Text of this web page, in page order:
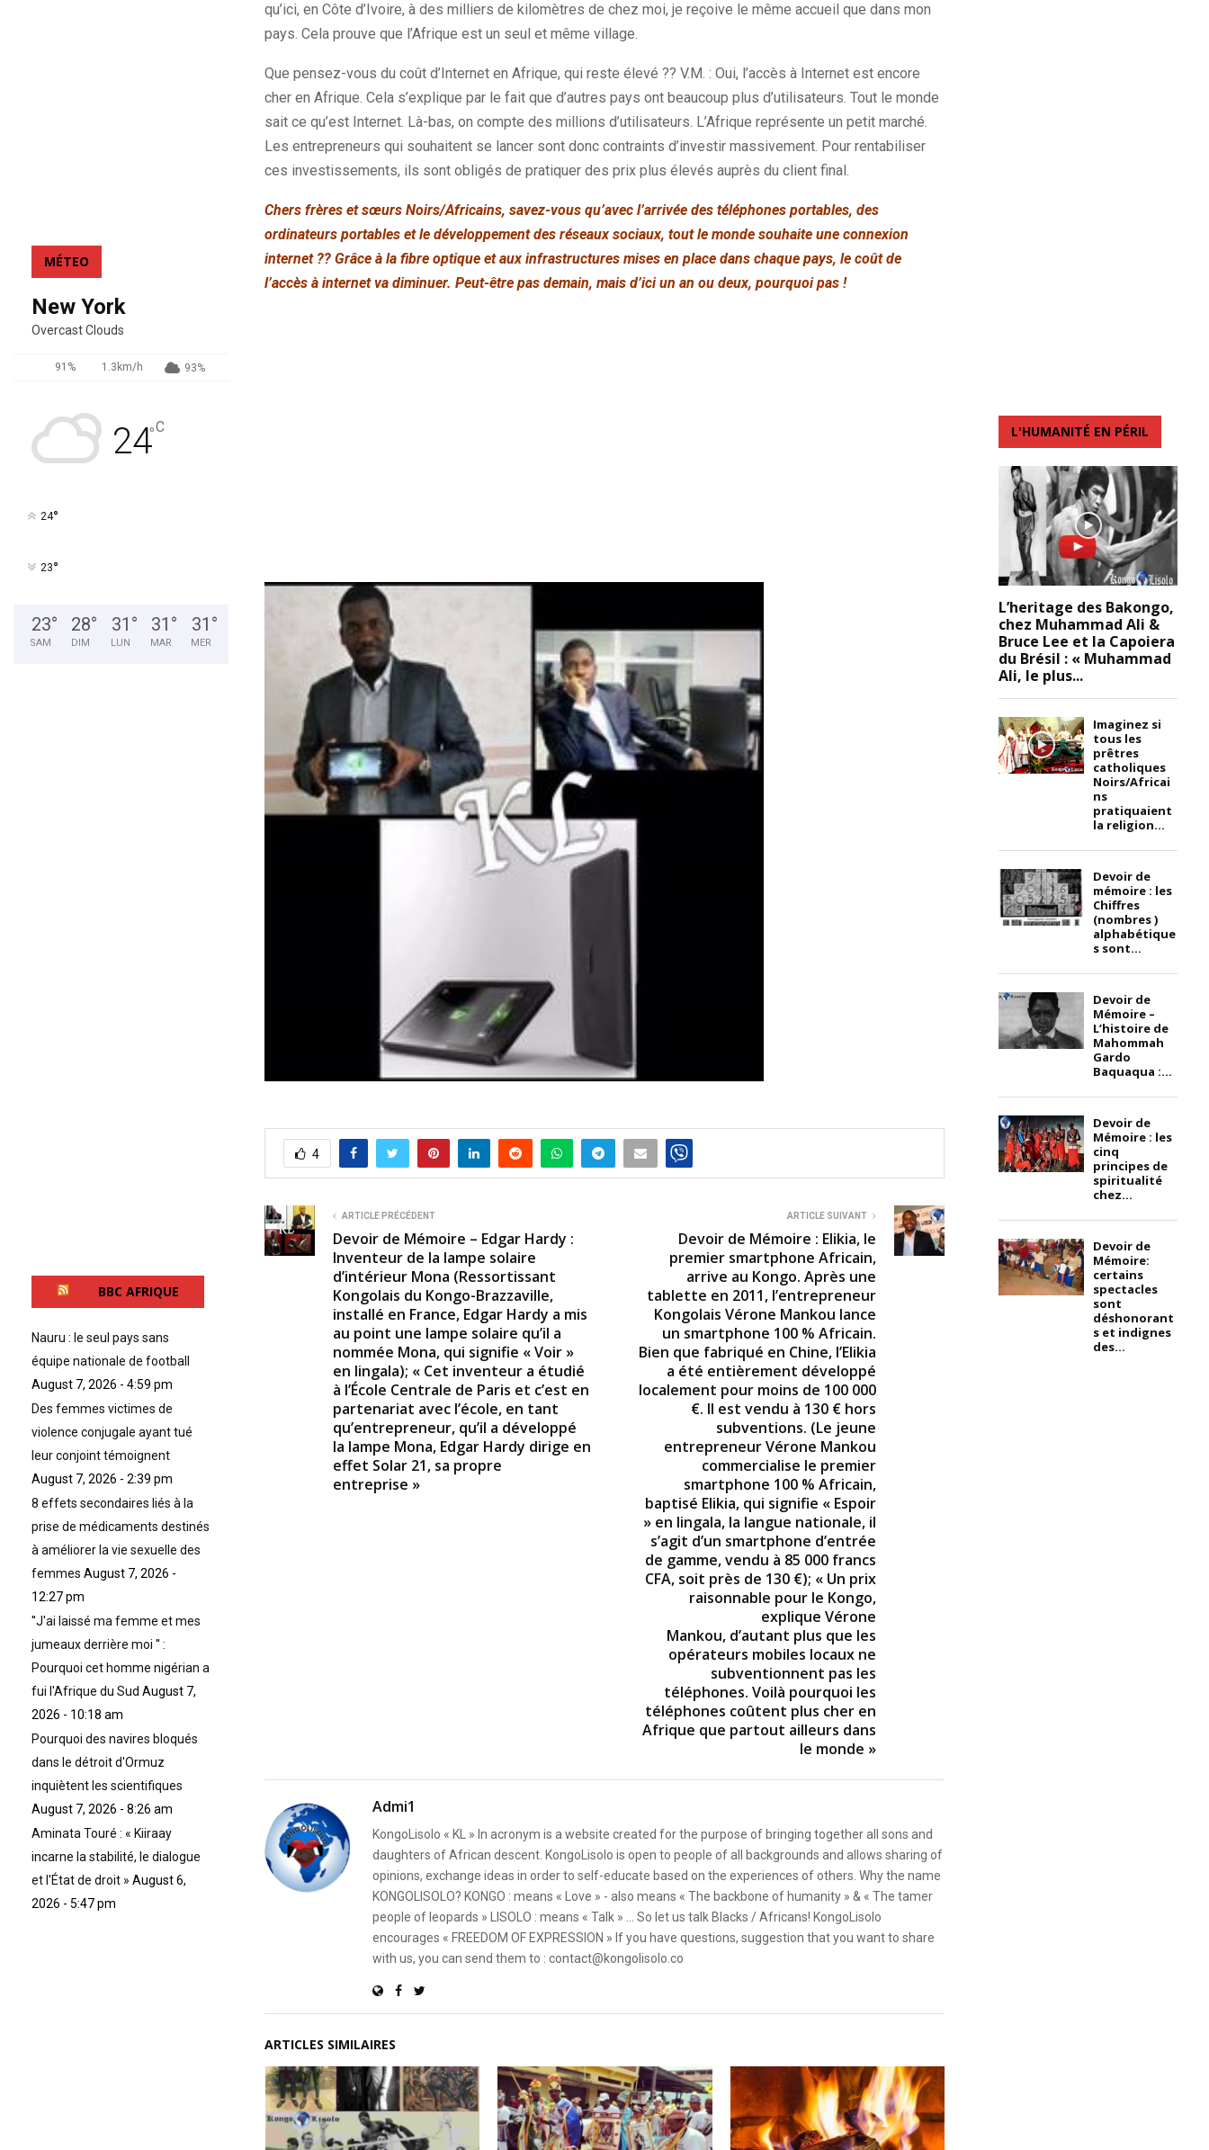
qu’ici, en Côte d’Ivoire, à des milliers de kilomètres de chez moi, je reçoive le même accueil que dans mon
pays. Cela prouve que l’Afrique est un seul et même village.
Que pensez-vous du coût d’Internet en Afrique, qui reste élevé ?? V.M. : Oui, l’accès à Internet est encore
cher en Afrique. Cela s’explique par le fait que d’autres pays ont beaucoup plus d’utilisateurs. Tout le monde
sait ce qu’est Internet. Là-bas, on compte des millions d’utilisateurs. L’Afrique représente un petit marché.
Les entrepreneurs qui souhaitent se lancer sont donc contraints d’investir massivement. Pour rentabiliser
ces investissements, ils sont obligés de pratiquer des prix plus élevés auprès du client final.
Chers frères et sœurs Noirs/Africains, savez-vous qu’avec l’arrivée des téléphones portables, des
ordinateurs portables et le développement des réseaux sociaux, tout le monde souhaite une connexion
internet ?? Grâce à la fibre optique et aux infrastructures mises en place dans chaque pays, le coût de
l’accès à internet va diminuer. Peut-être pas demain, mais d’ici un an ou deux, pourquoi pas !
4
ARTICLE PRÉCÉDENT
Devoir de Mémoire – Edgar Hardy :
Inventeur de la lampe solaire
d’intérieur Mona (Ressortissant
Kongolais du Kongo-Brazzaville,
installé en France, Edgar Hardy a mis
au point une lampe solaire qu’il a
nommée Mona, qui signifie « Voir »
en lingala); « Cet inventeur a étudié
à l’École Centrale de Paris et c’est en
partenariat avec l’école, en tant
qu’entrepreneur, qu’il a développé
la lampe Mona, Edgar Hardy dirige en
effet Solar 21, sa propre
entreprise »
ARTICLE SUIVANT
Devoir de Mémoire : Elikia, le
premier smartphone Africain,
arrive au Kongo. Après une
tablette en 2011, l’entrepreneur
Kongolais Vérone Mankou lance
un smartphone 100 % Africain.
Bien que fabriqué en Chine, l’Elikia
a été entièrement développé
localement pour moins de 100 000
€. Il est vendu à 130 € hors
subventions. (Le jeune
entrepreneur Vérone Mankou
commercialise le premier
smartphone 100 % Africain,
baptisé Elikia, qui signifie « Espoir
» en lingala, la langue nationale, il
s’agit d’un smartphone d’entrée
de gamme, vendu à 85 000 francs
CFA, soit près de 130 €); « Un prix
raisonnable pour le Kongo,
explique Vérone
Mankou, d’autant plus que les
opérateurs mobiles locaux ne
subventionnent pas les
téléphones. Voilà pourquoi les
téléphones coûtent plus cher en
Afrique que partout ailleurs dans
le monde »
Admi1
KongoLisolo « KL » In acronym is a website created for the purpose of bringing together all sons and
daughters of African descent. KongoLisolo is open to people of all backgrounds and allows sharing of
opinions, exchange ideas in order to self-educate based on the experiences of others. Why the name
KONGOLISOLO? KONGO : means « Love » - also means « The backbone of humanity » & « The tamer
people of leopards » LISOLO : means « Talk » ... So let us talk Blacks / Africans! KongoLisolo
encourages « FREEDOM OF EXPRESSION » If you have questions, suggestion that you want to share
with us, you can send them to : contact@kongolisolo.co
ARTICLES SIMILAIRES
MÉTEO
New York
Overcast Clouds
91% 1.3km/h 93%
24°C
24°
23°
23°
SAM
28°
DIM
31 °
LUN
31 °
MAR
31 °
MER
BBC AFRIQUE
Nauru : le seul pays sans
équipe nationale de football
August 7, 2026 - 4:59 pm
Des femmes victimes de
violence conjugale ayant tué
leur conjoint témoignent
August 7, 2026 - 2:39 pm
8 effets secondaires liés à la
prise de médicaments destinés
à améliorer la vie sexuelle des
femmes August 7, 2026 -
12:27 pm
''J'ai laissé ma femme et mes
jumeaux derrière moi '' :
Pourquoi cet homme nigérian a
fui l'Afrique du Sud August 7,
2026 - 10:18 am
Pourquoi des navires bloqués
dans le détroit d'Ormuz
inquiètent les scientifiques
August 7, 2026 - 8:26 am
Aminata Touré : « Kiiraay
incarne la stabilité, le dialogue
et l'État de droit » August 6,
2026 - 5:47 pm
L'HUMANITÉ EN PÉRIL
L’heritage des Bakongo,
chez Muhammad Ali &
Bruce Lee et la Capoiera
du Brésil : « Muhammad
Ali, le plus...
Imaginez si
tous les
prêtres
catholiques
Noirs/Africai
ns
pratiquaient
la religion...
Devoir de
mémoire : les
Chiffres
(nombres )
alphabétique
s sont...
Devoir de
Mémoire –
L’histoire de
Mahommah
Gardo
Baquaqua :...
Devoir de
Mémoire : les
cinq
principes de
spiritualité
chez...
Devoir de
Mémoire:
certains
spectacles
sont
déshonorant
s et indignes
des...